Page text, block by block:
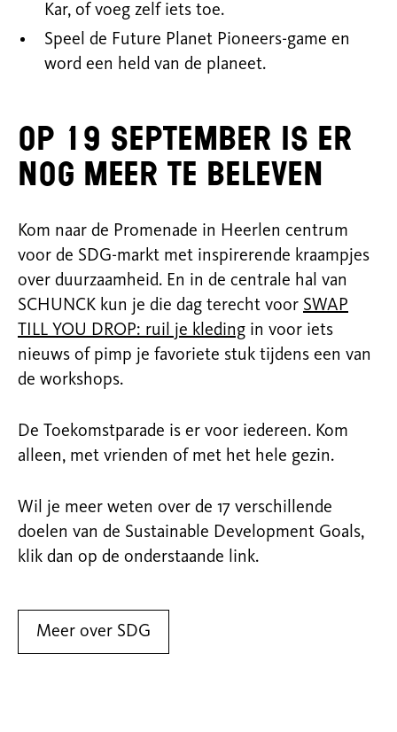
Kar, of voeg zelf iets toe.
Speel de Future Planet Pioneers-game en
word een held van de planeet.
Op 19 september is er
nog meer te beleven
Kom naar de Promenade in Heerlen centrum
voor de SDG-markt met inspirerende kraampjes
over duurzaamheid. En in de centrale hal van
SCHUNCK kun je die dag terecht voor SWAP
TILL YOU DROP: ruil je kleding in voor iets
nieuws of pimp je favoriete stuk tijdens een van
de workshops.
De Toekomstparade is er voor iedereen. Kom
alleen, met vrienden of met het hele gezin.
Wil je meer weten over de 17 verschillende
doelen van de Sustainable Development Goals,
klik dan op de onderstaande link.
Meer over SDG